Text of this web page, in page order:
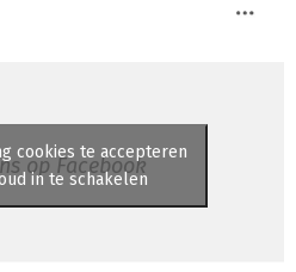
op Facebook
cookies te accepteren
in te schakelen